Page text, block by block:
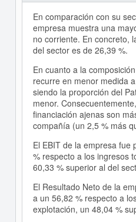
En comparación con su
empresa muestra una
no corriente. En concreto,
del sector es de 26,39 %.
En cuanto a la
recurre en menor medida
siendo la proporción del
menor.
financiación ajenas son
compañía (un 2,5 % más
El EBIT de la empresa fue
% respecto a los ingresos
60,33 % superior al del
El Resultado Neto de la
a un 56,82 % respecto a
explotación, un 48,04 %